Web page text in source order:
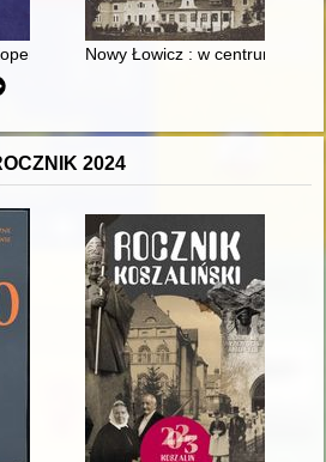
z rodu Ślązaka
Nowy Łowicz : w centrum
2024